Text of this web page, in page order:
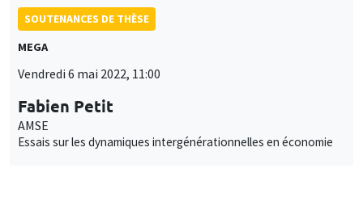
SOUTENANCES DE THÈSE
MEGA
Vendredi 6 mai 2022, 11:00
Fabien Petit
AMSE
Essais sur les dynamiques intergénérationnelles en économie